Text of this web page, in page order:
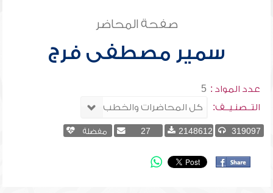
صفحة المحاضر
سمير مصطفى فرج
عدد المواد : 5
التــصنـيــف:
319097
2148612
27 مفضلة